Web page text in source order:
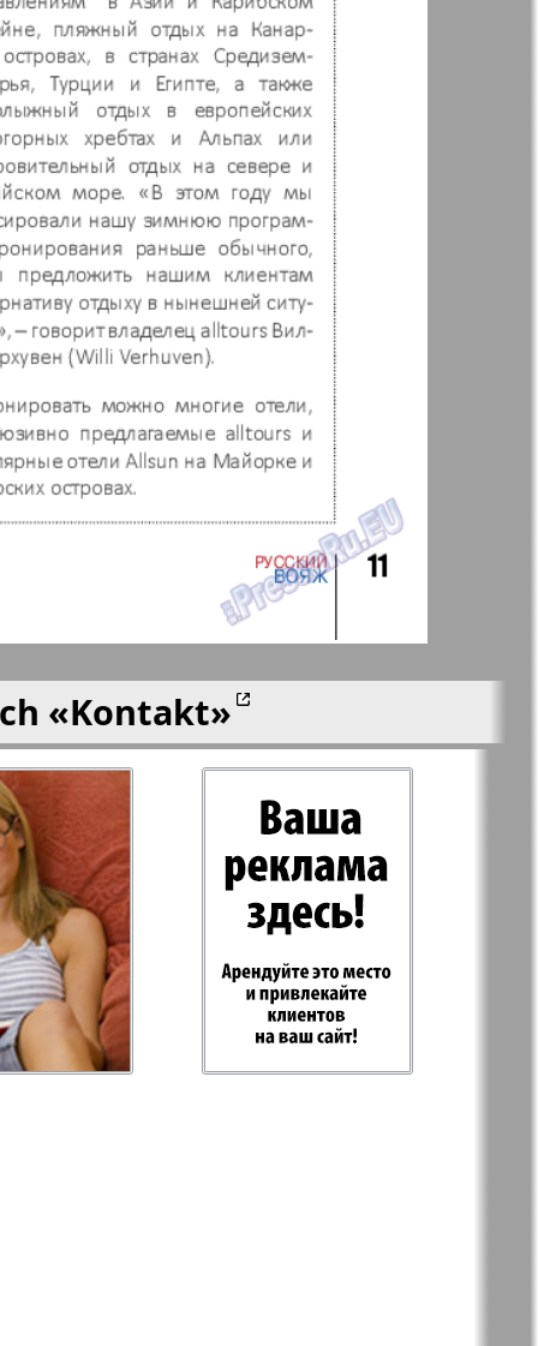
Kenguru
Krugozor plus!
М-City
Frankfurt
Unsere Welt
Nord
Kupi-
Partner-Sever
Rajonka-Nord-Ost-
Bremen--NRW
Redakzija Berlin
Rubezh
RusHaus
Svet/Lana
«Kontakt»